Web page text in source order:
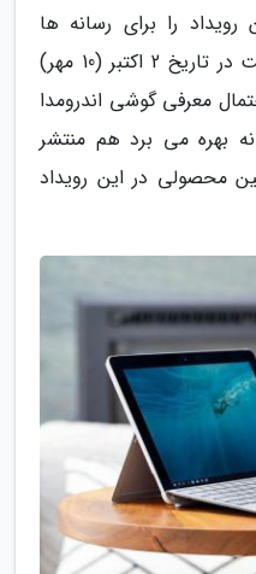
را برای رسانه ها
ارسال کرد، مراسمی که قرار است در تاریخ 2 اکتبر (10 مهر)
معرفی گوشی اندرومدا
بهره می برد هم منتشر
محصولی در این رویداد